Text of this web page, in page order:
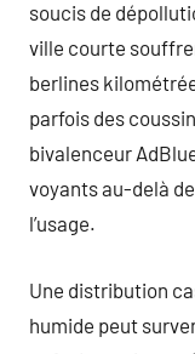
soucis de
ville courte
berlines
parfois des
bivalenceur
voyants au-delà
l’usage.
Une distribution
humide peut